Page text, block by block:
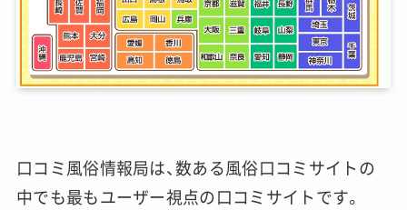
口コミ風俗情報局は、数ある風俗口コミサイトの
中でも最もユーザー視点の口コミサイトです。